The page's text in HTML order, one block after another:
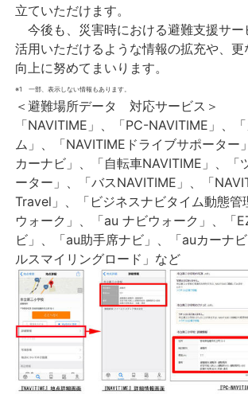
立ていただけます。
今後も、災害時における避難支援サー
活用いただけるような情報の拡充や、
向上に努めてまいります。
※1 一部、表示しない情報もあります。
＜避難場所データ 対応サービス＞
「NAVITIME」、「PC-NAVITIME」、
ム」、「NAVITIMEドライブサポーター
カーナビ」、「自転車NAVITIME」、「
ーター」、「バスNAVITIME」、「
Travel」、「ビジネスナビタイム動態管
ウォーク」、「au ナビウォーク」、「
ビ」、「au助手席ナビ」、「auカーナ
ルスマイリングロード」など